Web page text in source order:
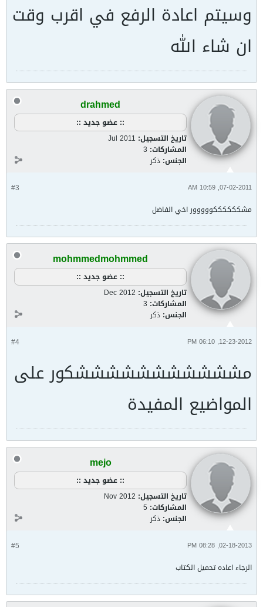
وسيتم اعادة الرفع في اقرب وقت
ان شاء الله
drahmed
:: عضو جديد ::
تاريخ التسجيل: Jul 2011
المشاركات: 3
الجنس: ذكر
#3 07-02-2011, 10:59 AM
مشككككككووووور اخي الفاضل
mohmmedmohmmed
:: عضو جديد ::
تاريخ التسجيل: Dec 2012
المشاركات: 3
الجنس: ذكر
#4 12-23-2012, 06:10 PM
مشششششششششششكور على
المواضيع المفيدة
mejo
:: عضو جديد ::
تاريخ التسجيل: Nov 2012
المشاركات: 5
الجنس: ذكر
#5 02-18-2013, 08:28 PM
الرجاء اعاده تحميل الكتاب